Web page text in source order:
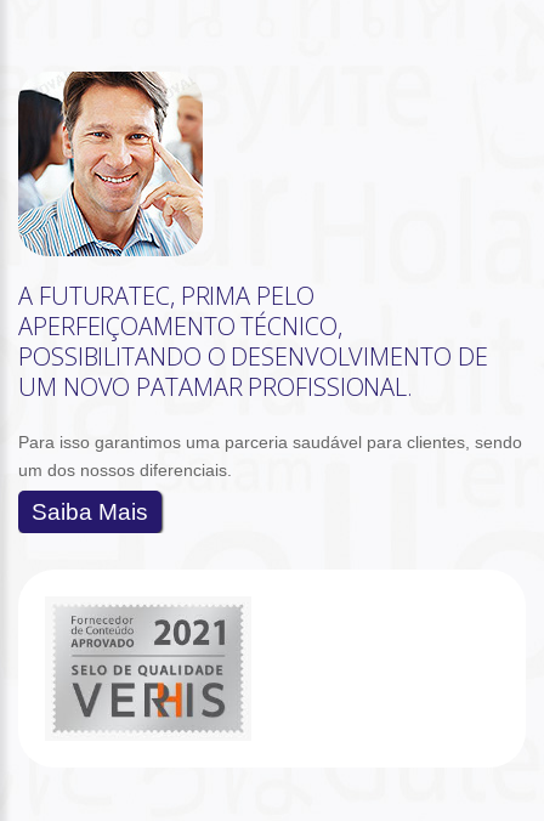
A FUTURATEC, PRIMA PELO
APERFEIÇOAMENTO TÉCNICO,
POSSIBILITANDO O DESENVOLVIMENTO DE
UM NOVO PATAMAR PROFISSIONAL.
Para isso garantimos uma parceria saudável para clientes, sendo
um dos nossos diferenciais.
Saiba Mais